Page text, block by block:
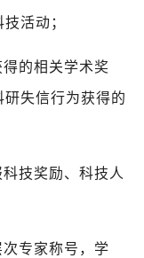
活动；
得的相关学术奖
失信行为获得的
技奖励、科技人
次专家称号，学